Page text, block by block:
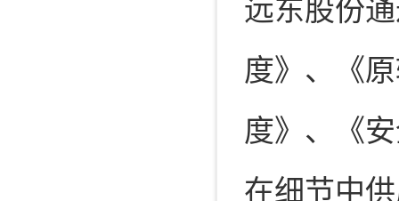
远东股份
度》、《
度》、《
在细节中